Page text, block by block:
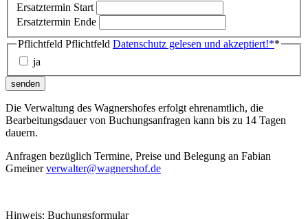
Ersatztermin Start
Ersatztermin Ende
Pflichtfeld Pflichtfeld Datenschutz gelesen und akzeptiert!**
ja
senden
Die Verwaltung des Wagnershofes erfolgt ehrenamtlich, die
Bearbeitungsdauer von Buchungsanfragen kann bis zu 14 Tagen
dauern.
Anfragen bezüglich Termine, Preise und Belegung an Fabian
Gmeinerverwalter@wagnershof.de
Hinweis: Buchungsformular